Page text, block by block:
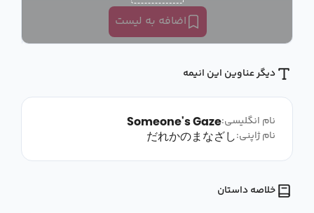
اضافه به لیست
دیگر عناوین این انیمه
نام انگلیسی:Someone's Gaze
نام ژاپنی:だれかのまなざし
خلاصه داستان